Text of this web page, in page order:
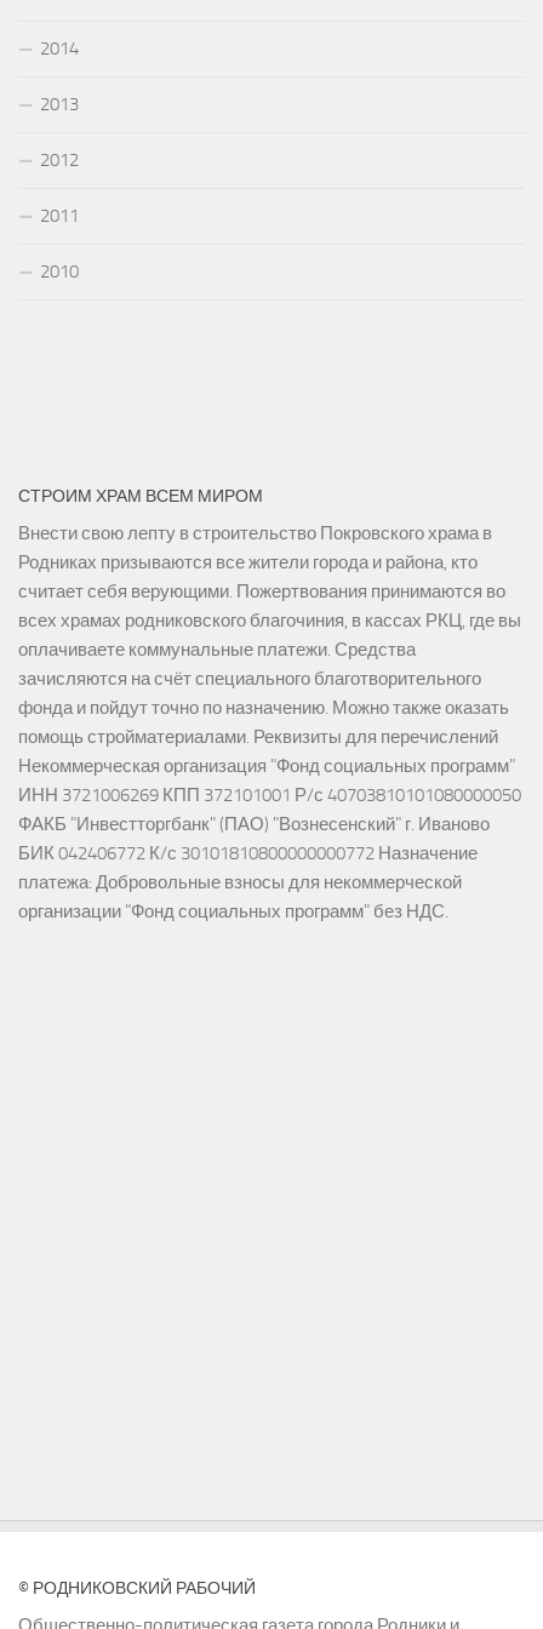
2014
2013
2012
2011
2010
СТРОИМ ХРАМ ВСЕМ МИРОМ
Внести свою лепту в строительство Покровского храма в
Родниках призываются все жители города и района, кто
считает себя верующими. Пожертвования принимаются во
всех храмах родниковского благочиния, в кассах РКЦ, где вы
оплачиваете коммунальные платежи. Средства
зачисляются на счёт специального благотворительного
фонда и пойдут точно по назначению. Можно также оказать
помощь стройматериалами. Реквизиты для перечислений
Некоммерческая организация "Фонд социальных программ"
ИНН 3721006269 КПП 372101001 Р/с 40703810101080000050
ФАКБ "Инвестторгбанк" (ПАО) "Вознесенский" г. Иваново
БИК 042406772 К/с 30101810800000000772 Назначение
платежа: Добровольные взносы для некоммерческой
организации "Фонд социальных программ" без НДС.
© РОДНИКОВСКИЙ РАБОЧИЙ